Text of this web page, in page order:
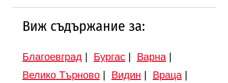
Виж съдържание за:
Благоевград Бургас| Варна|
Велико Търново| Видин Враца|